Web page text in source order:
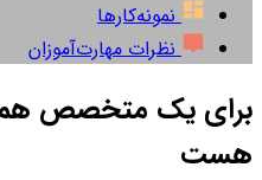
نمونه‌کارها
نظرات مهارت‌آموزان
برای یک متخصص
هست